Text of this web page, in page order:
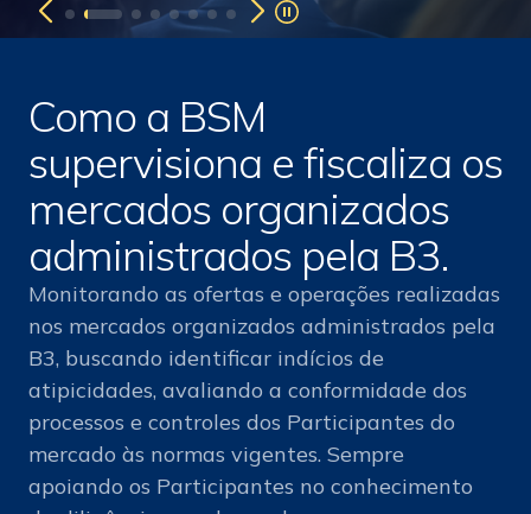
Como a BSM
supervisiona e fiscaliza os
mercados organizados
administrados pela B3.
Monitorando as ofertas e operações realizadas
nos mercados organizados administrados pela
B3, buscando identificar indícios de
atipicidades, avaliando a conformidade dos
processos e controles dos Participantes do
mercado às normas vigentes. Sempre
apoiando os Participantes no conhecimento